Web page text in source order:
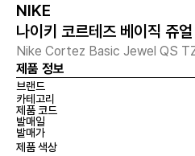
NIKE
나이키 코르테즈 베이직 쥬
Nike Cortez Basic Jewel QS
제품 정보
브랜드
카테고리
제품 코드
발매일
발매가
제품 색상